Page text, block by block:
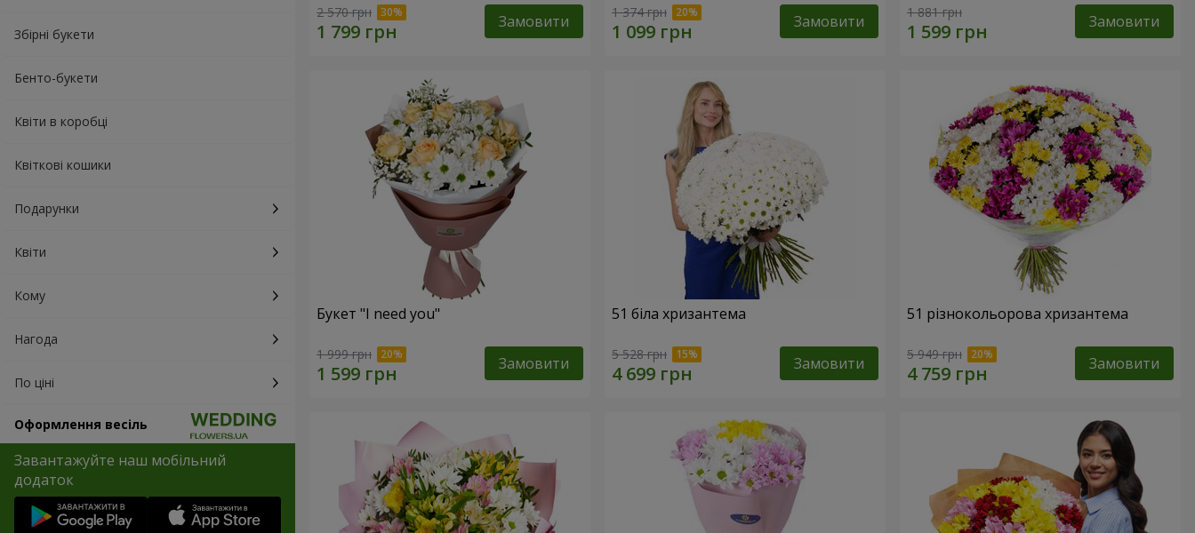
Збірні букети
Бенто-букети
Квіти в коробці
Квіткові кошики
Подарунки
Квіти
Кому
Нагода
По ціні
Оформлення весіль
Завантажуйте наш мобільний
додаток
2 570 грн Замовити 1 374 грн Замовити 1 881 грн Замовити
Букет "I need you"
1 999 грн Замовити
51 біла хризантема
5 528 грн Замовити
51 різнокольорова хризантема
5 949 грн Замовити